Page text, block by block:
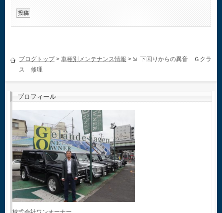
ブログトップ> 車種別メンテナンス情報 >
下回りからの異音 Ｇクラ
ス 修理
プロフィール